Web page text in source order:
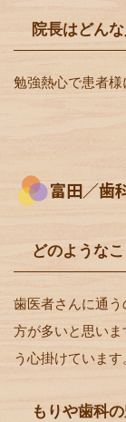
院長はどん
勉強熱心で患者様
富田／歯
どのような
歯医者さんに通
方が多いと思い
う心掛けています
もりや歯科